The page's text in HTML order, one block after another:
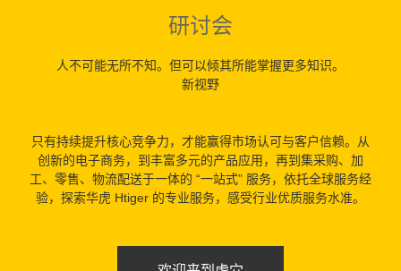
研讨会
人不可能无所不知。但可以倾其所能掌握更多知识。
新视野
只有持续提升核心竞争力，才能赢得市场认可与客户信赖。从
创新的电子商务，到丰富多元的产品应用，再到集采购、加
工、零售、物流配送于一体的 “一站式” 服务，依托全球服务经
验，探索华虎 Htiger 的专业服务，感受行业优质服务水准。